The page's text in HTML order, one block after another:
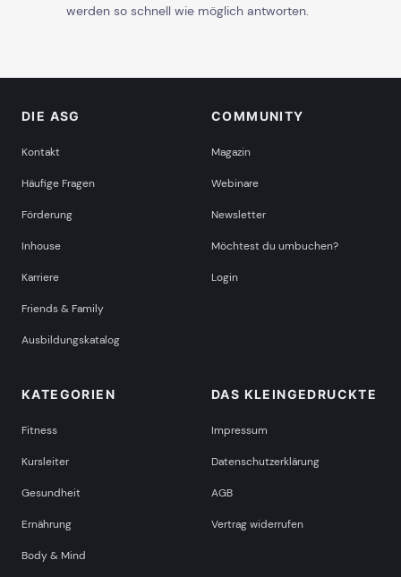
werden so schnell wie möglich antworten.
DIE ASG
Kontakt
Häufige Fragen
Förderung
Inhouse
Karriere
Friends & Family
Ausbildungskatalog
COMMUNITY
Magazin
Webinare
Newsletter
Möchtest du umbuchen?
Login
KATEGORIEN
Fitness
Kursleiter
Gesundheit
Ernährung
Body & Mind
DAS KLEINGEDRUCKTE
Impressum
Datenschutzerklärung
AGB
Vertrag widerrufen